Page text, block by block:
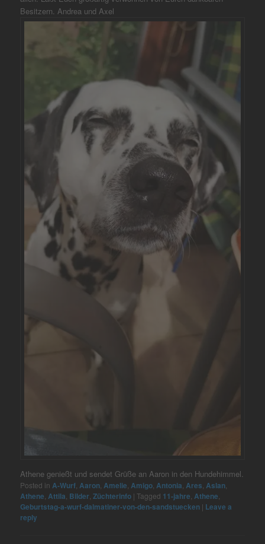
Besitzern. Andrea und Axel
Athene genießt und sendet Grüße an Aaron in den Hundehimmel.
Posted in A-Wurf Aaron Amelie Amigo Antonia Ares Aslan
Athene Attila Bilder ,Züchterinfo |Tagged 11-jahre Athene
Geburtstag-a-wurf-dalmatiner-von-den-sandstuecken | Leave a
reply